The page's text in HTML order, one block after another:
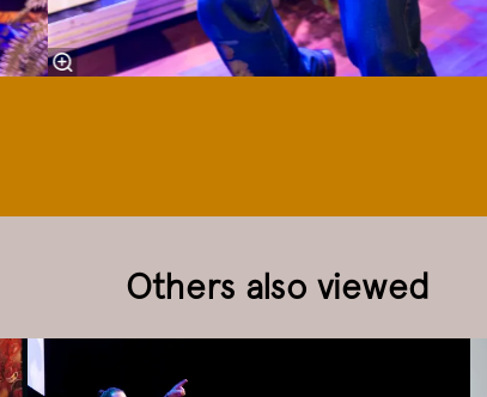
Others also viewed